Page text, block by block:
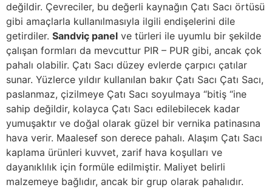
değildir. Çevreciler, bu değerli kaynağın Çatı Sacı örtüsü
gibi amaçlarla kullanılmasıyla ilgili endişelerini dile
getirdiler. Sandviç panel ve türleri ile uyumlu bir şekilde
çalışan formları da mevcuttur PIR – PUR gibi, ancak çok
pahalı olabilir. Çatı Sacı düzey evlerde çarpıcı çatılar
sunar. Yüzlerce yıldır kullanılan bakır Çatı Sacı Çatı Sacı,
paslanmaz, çizilmeye Çatı Sacı soyulmaya “bitiş “ine
sahip değildir, kolayca Çatı Sacı edilebilecek kadar
yumuşaktır ve doğal olarak güzel bir vernika patinasına
hava verir. Maalesef son derece pahalı. Alaşım Çatı Sacı
kaplama ürünleri kuvvet, zarif hava koşulları ve
dayanıklılık için formüle edilmiştir. Maliyet belirli
malzemeye bağlıdır, ancak bir grup olarak pahalıdır.